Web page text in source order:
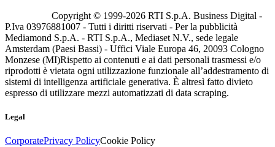
Copyright © 1999-2026 RTI S.p.A. Business Digital -
P.Iva 03976881007 - Tutti i diritti riservati - Per la pubblicità
Mediamond S.p.A. - RTI S.p.A., Mediaset N.V., sede legale
Amsterdam (Paesi Bassi) - Uffici Viale Europa 46, 20093 Cologno
Monzese (MI)Rispetto ai contenuti e ai dati personali trasmessi e/o
riprodotti è vietata ogni utilizzazione funzionale all’addestramento di
sistemi di intelligenza artificiale generativa. È altresì fatto divieto
espresso di utilizzare mezzi automatizzati di data scraping.
Legal
CorporatePrivacy PolicyCookie Policy